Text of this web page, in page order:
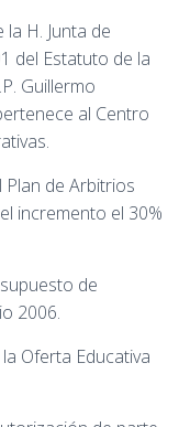
H. Junta de
del Estatuto de la
Guillermo
al Centro
de Arbitrios
incremento el 30%
de
2006.
Oferta Educativa